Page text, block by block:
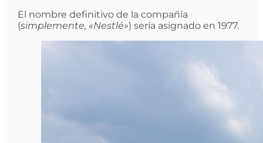
El nombre definitivo de la compañía
(simplemente, «Nestlé») sería asignado en 1977.